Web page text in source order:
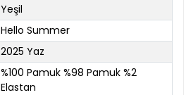
Yeşil
Hello Summer
2025 Yaz
%100 Pamuk %98 Pamuk %2
Elastan